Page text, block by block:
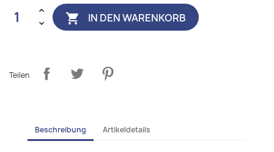
 IN DEN WARENKORB
Teilen
Beschreibung Artikeldetails